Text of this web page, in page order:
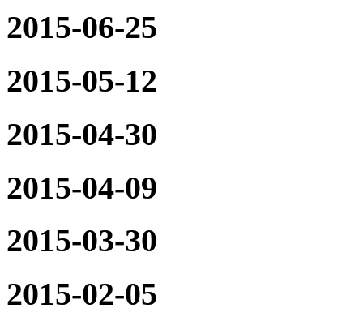
2015-06-25
2015-05-12
2015-04-30
2015-04-09
2015-03-30
2015-02-05